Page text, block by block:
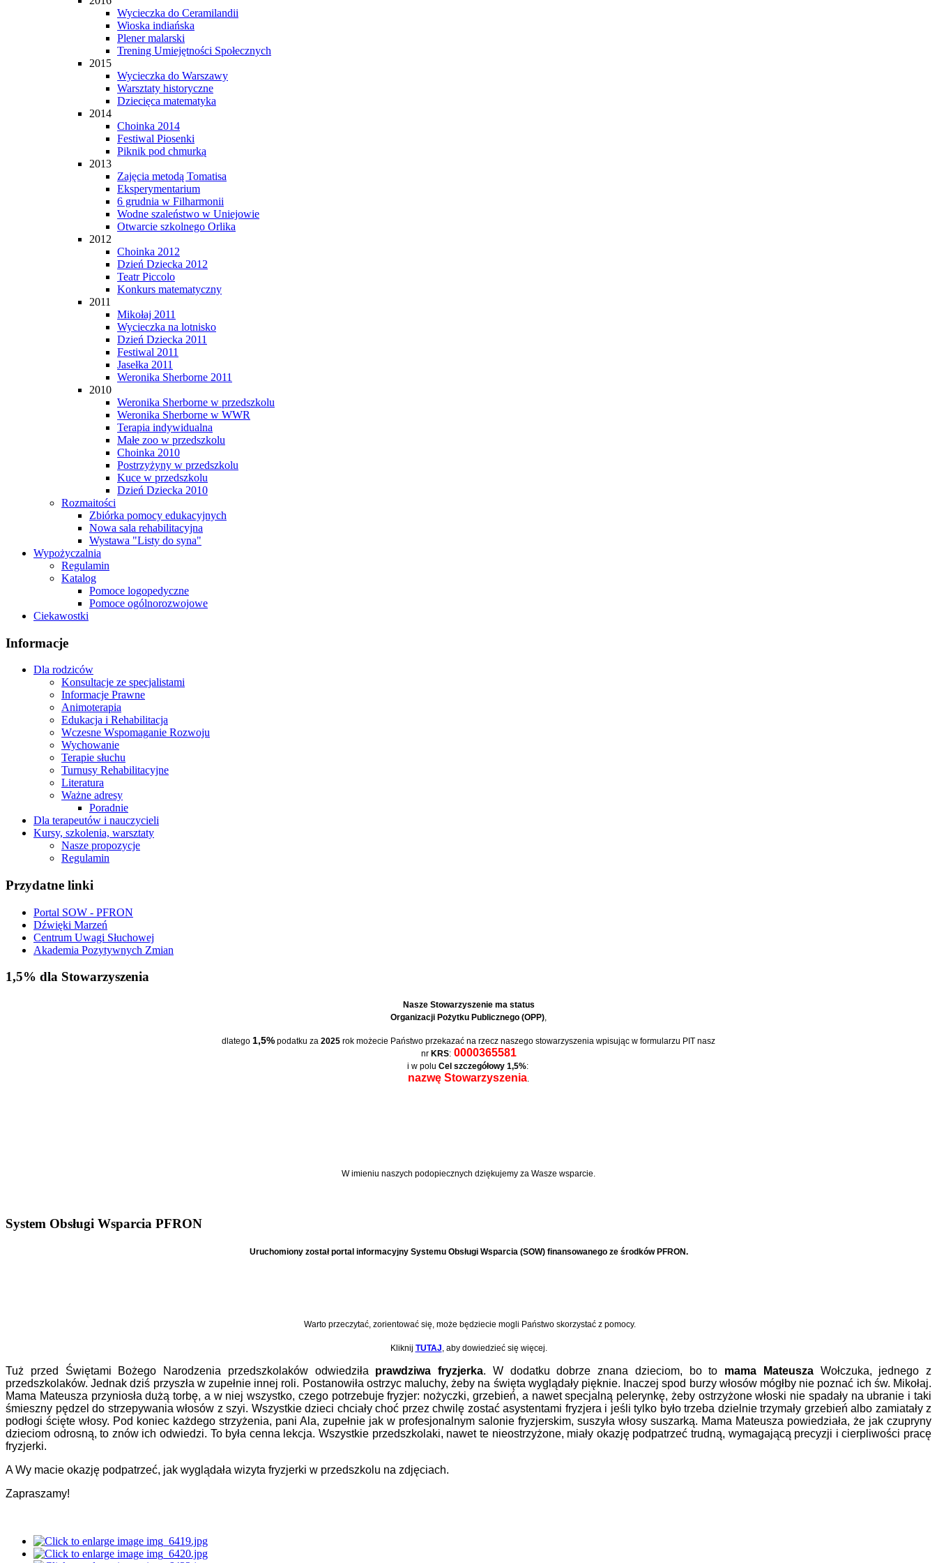
Wycieczka do Ceramilandii
Wioska indiańska
Plener malarski
Trening Umiejętności Społecznych
2015
Wycieczka do Warszawy
Warsztaty historyczne
Dziecięca matematyka
2014
Choinka 2014
Festiwal Piosenki
Piknik pod chmurką
2013
Zajęcia metodą Tomatisa
Eksperymentarium
6 grudnia w Filharmonii
Wodne szaleństwo w Uniejowie
Otwarcie szkolnego Orlika
2012
Choinka 2012
Dzień Dziecka 2012
Teatr Piccolo
Konkurs matematyczny
2011
Mikołaj 2011
Wycieczka na lotnisko
Dzień Dziecka 2011
Festiwal 2011
Jasełka 2011
Weronika Sherborne 2011
2010
Weronika Sherborne w przedszkolu
Weronika Sherborne w WWR
Terapia indywidualna
Małe zoo w przedszkolu
Choinka 2010
Postrzyżyny w przedszkolu
Kuce w przedszkolu
Dzień Dziecka 2010
Rozmaitości
Zbiórka pomocy edukacyjnych
Nowa sala rehabilitacyjna
Wystawa "Listy do syna"
Wypożyczalnia
Regulamin
Katalog
Pomoce logopedyczne
Pomoce ogólnorozwojowe
Ciekawostki
Informacje
Dla rodziców
Konsultacje ze specjalistami
Informacje Prawne
Animoterapia
Edukacja i Rehabilitacja
Wczesne Wspomaganie Rozwoju
Wychowanie
Terapie słuchu
Turnusy Rehabilitacyjne
Literatura
Ważne adresy
Poradnie
Dla terapeutów i nauczycieli
Kursy, szkolenia, warsztaty
Nasze propozycje
Regulamin
Przydatne linki
Portal SOW - PFRON
Dźwięki Marzeń
Centrum Uwagi Słuchowej
Akademia Pozytywnych Zmian
1,5% dla Stowarzyszenia
Nasze Stowarzyszenie ma status
Organizacji Pożytku Publicznego (OPP),
dlatego 1,5% podatku za 2025 rok możecie Państwo przekazać na rzecz naszego stowarzyszenia wpisując w formularzu PIT nasz
nr KRS:0000365581
i w polu Cel szczegółowy 1,5%:
nazwę Stowarzyszenia.
W imieniu naszych podopiecznych dziękujemy za Wasze wsparcie.
System Obsługi Wsparcia PFRON
Uruchomiony został portal informacyjny Systemu Obsługi Wsparcia (SOW) finansowanego ze środków PFRON.
Warto przeczytać, zorientować się, może będziecie mogli Państwo skorzystać z pomocy.
Kliknij TUTAJ , aby dowiedzieć się więcej.
Tuż przed Świętami Bożego Narodzenia przedszkolaków odwiedziła prawdziwa fryzjerka. W dodatku dobrze znana dzieciom, bo to mama MateuszaWołczuka, jednego z
przedszkolaków. Jednak dziś przyszła w zupełnie innej roli. Postanowiła ostrzyc maluchy, żeby na święta wyglądały pięknie. Inaczej spod burzy włosów mógłby nie poznać ich św. Mikołaj.
Mama Mateusza przyniosła dużą torbę, a w niej wszystko, czego potrzebuje fryzjer: nożyczki, grzebień, a nawet specjalną pelerynkę, żeby ostrzyżone włoski nie spadały na ubranie i taki
śmieszny pędzel do strzepywania włosów z szyi. Wszystkie dzieci chciały choć przez chwilę zostać asystentami fryzjera i jeśli tylko było trzeba dzielnie trzymały grzebień albo zamiatały z
podłogi ścięte włosy. Pod koniec każdego strzyżenia, pani Ala, zupełnie jak w profesjonalnym salonie fryzjerskim, suszyła włosy suszarką. Mama Mateusza powiedziała, że jak czupryny
dzieciom odrosną, to znów ich odwiedzi. To była cenna lekcja. Wszystkie przedszkolaki, nawet te nieostrzyżone, miały okazję podpatrzeć trudną, wymagającą precyzji i cierpliwości pracę
fryzjerki.
A Wy macie okazję podpatrzeć, jak wyglądała wizyta fryzjerki w przedszkolu na zdjęciach.
Zapraszamy!